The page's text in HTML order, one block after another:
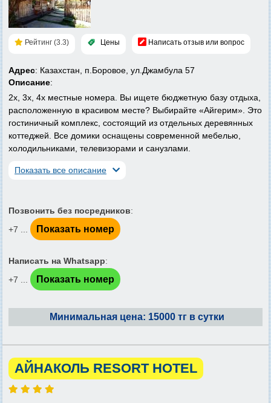
Рейтинг (3.3) Цены Написать отзыв или вопрос
Адрес: Казахстан, п.Боровое, ул.Джамбула 57
Описание:
2х, 3х, 4х местные номера. Вы ищете бюджетную базу отдыха,
расположенную в красивом месте? Выбирайте «Айгерим». Это
гостиничный комплекс, состоящий из отдельных деревянных
коттеджей. Все домики оснащены современной мебелью,
холодильниками, телевизорами и санузлами.
Показать все описание
Позвонить без посредников:
+7 ...
Показать номер
Написать на Whatsapp:
+7 ...
Показать номер
Минимальная цена: 15000 тг в сутки
АЙНАКОЛЬ RESORT HOTEL